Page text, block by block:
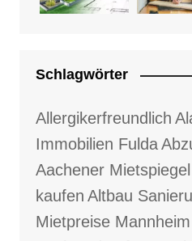
Schlagwörter
Allergikerfreundlich
Immobilien Fulda
Aachener Mietspiegel
kaufen Altbau
Mietpreise Mannheim